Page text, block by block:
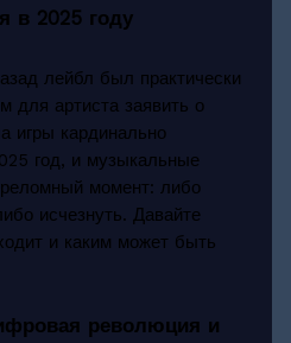
в 2025 году
лейбл был практически
для артиста заявить о
игры кардинально
год, и музыкальные
момент: либо
исчезнуть. Давайте
и каким может быть
революция и